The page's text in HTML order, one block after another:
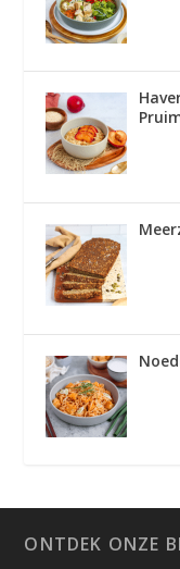
ONTDEK ONZE